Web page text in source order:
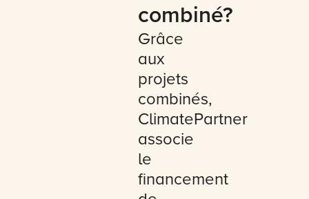
combiné?
Grâce
aux
projets
combinés,
ClimatePartner
associe
le
financement